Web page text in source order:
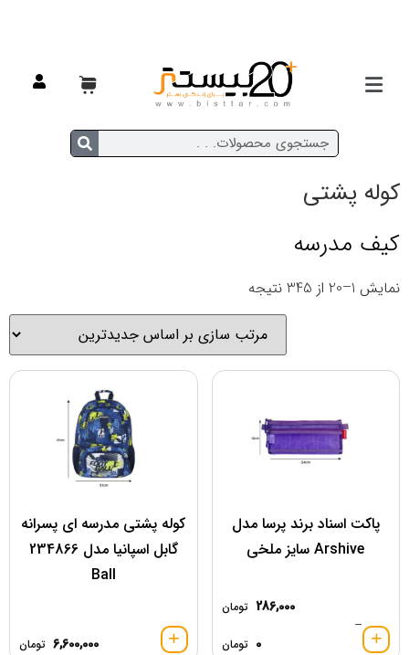
مدرسه ای/ کوله پشتی
کوله پشتی
کیف مدرسه
نمایش 1–20 از 345 نتیجه
پاکت اسناد برند پرسا مدل
Arshive سایز ملخی
286,000 تومان
–
0 تومان
کوله پشتی مدرسه ای پسرانه
گابل اسپانیا مدل 234866
Ball
6,600,000 تومان